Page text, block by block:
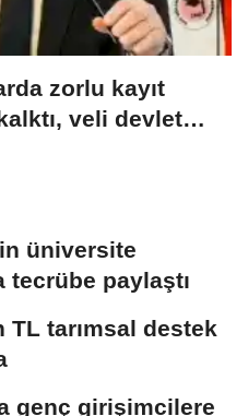
zorlu kayıt
veli devlet
üniversite
tecrübe paylaştı
TL tarımsal destek
genç girişimcilere